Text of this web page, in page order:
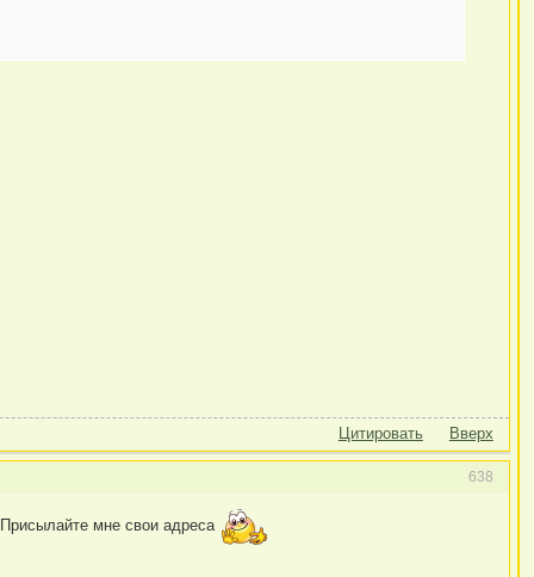
Цитировать Вверх
638
мне свои адреса